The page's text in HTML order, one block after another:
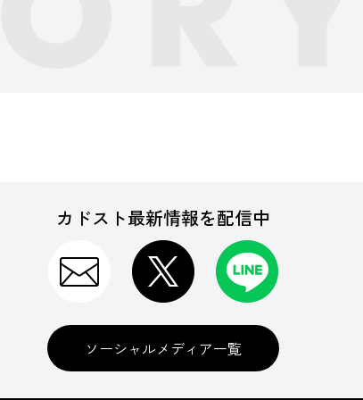
カドスト最新情報を配信中
ソーシャルメディア一覧